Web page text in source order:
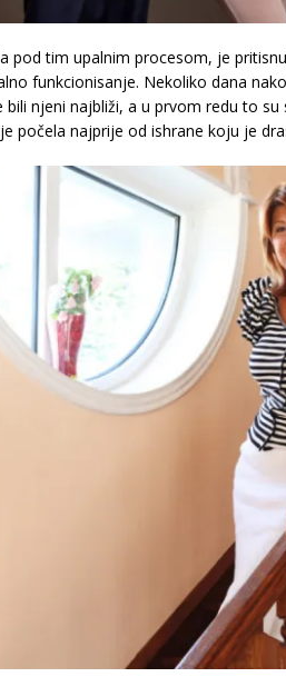
pod tim upalnim procesom, je
funkcionisanje. Nekoliko dana
njeni najbliži, a u prvom redu to su
počela najprije od ishrane koju je